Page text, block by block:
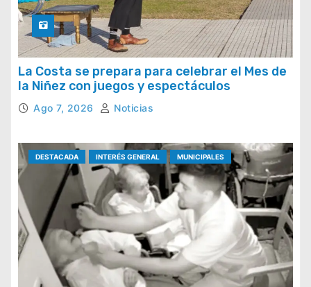
La Costa se prepara para celebrar el Mes de
la Niñez con juegos y espectáculos
Ago 7, 2026 Noticias
DESTACADA INTERÉS GENERAL MUNICIPALES